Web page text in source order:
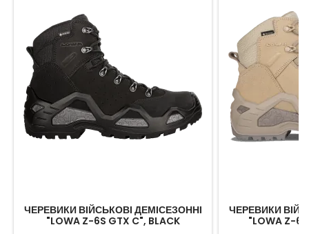
ЧЕРЕВИКИ ВІЙСЬКОВІ ДЕМІСЕЗОННІ
"LOWA Z-6S GTX C", BLACK
ЧЕРЕВИКИ
"LOWA Z-